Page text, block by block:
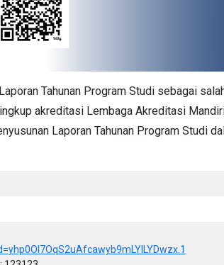
Tahunan Program Studi sebagai
akreditasi Lembaga Akreditasi
Laporan Tahunan Program Studi